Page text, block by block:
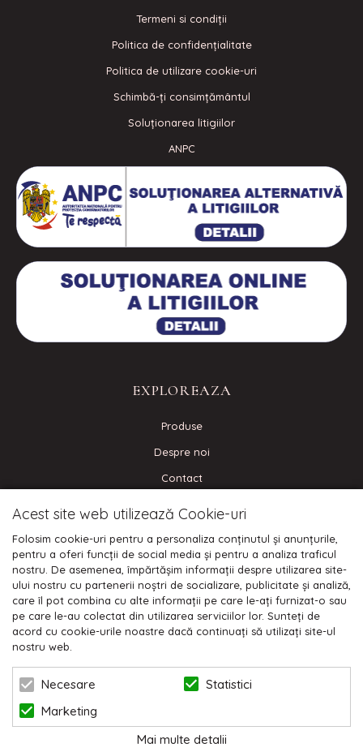
© 2026 NIKODO | POWERED BY
Termeni si condiţii
Politica de confidenţialitate
Politica de utilizare cookie-uri
Schimbă-ți consimțământul
Soluționarea litigiilor
ANPC
EXPLOREAZA
Produse
Despre noi
Contact
CONECTEAZA-TE
Plata cu cardul:
Acest site web utilizează Cookie-uri
Folosim cookie-uri pentru a personaliza conținutul și anunțurile,
pentru a oferi funcții de social media și pentru a analiza traficul
nostru. De asemenea, împărtășim informații despre utilizarea site-
ului nostru cu partenerii noștri de socializare, publicitate și analiză,
care îl pot combina cu alte informații pe care le-ați furnizat-o sau
pe care le-au colectat din utilizarea serviciilor lor. Sunteți de
acord cu cookie-urile noastre dacă continuați să utilizați site-ul
nostru web.
Necesare
Statistici
Marketing
Mai multe detalii